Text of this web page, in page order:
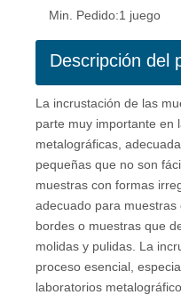
Min. Pedido:1 juego
Descripción del
La incrustación de las
parte muy importante en
metalográficas,
pequeñas que no son
muestras con formas
adecuado para
bordes o muestras que
molidas y pulidas. La
proceso esencial,
laboratorios